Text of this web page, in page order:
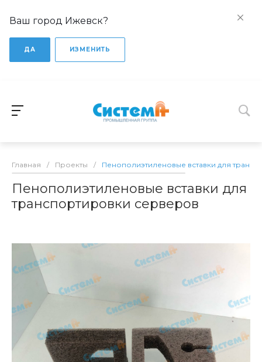
Ваш город Ижевск?
ДА ИЗМЕНИТЬ
Главная / Проекты / Пенополиэтиленовые вставки для
Пенополиэтиленовые вставки для
транспортировки серверов